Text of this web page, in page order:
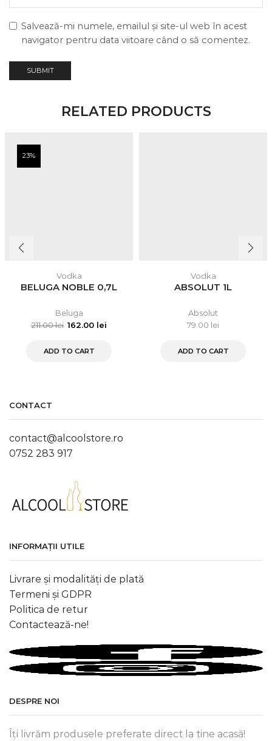
Salvează-mi numele, emailul și site-ul web în acest
navigator pentru data viitoare când o să comentez.
RELATED PRODUCTS
23%
Vodka
BELUGA NOBLE 0,7L
Beluga
211.00lei 162.00 lei
ADD TO CART
Vodka
ABSOLUT 1L
Absolut
79.00 lei
ADD TO CART
CONTACT
contact@alcoolstore.ro
0752 283 917
INFORMAȚII UTILE
Livrare și modalități de plată
Termeni și GDPR
Politica de retur
Contactează-ne!
DESPRE NOI
Îți livrăm produsele preferate direct la tine acasă!